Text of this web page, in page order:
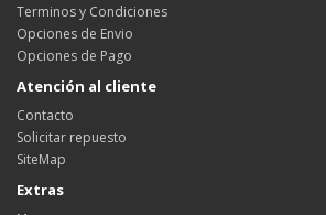
Terminos y Condiciones
Opciones de Envio
Opciones de Pago
Atención al cliente
Contacto
Solicitar repuesto
SiteMap
Extras